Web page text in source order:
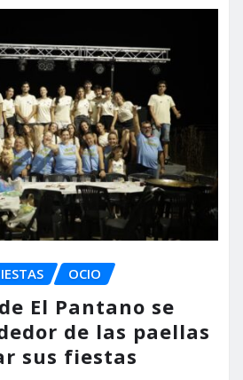
OCIO
El Pantano se
de las paellas
sus fiestas